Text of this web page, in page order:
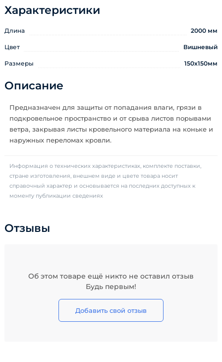
Характеристики
Длина 2000 мм
Цвет Вишневый
Размеры 150х150мм
Описание
Предназначен для защиты от попадания влаги, грязи в
подкровельное пространство и от срыва листов порывами
ветра, закрывая листы кровельного материала на коньке и
наружных переломах кровли.
Информация о технических характеристиках, комплекте поставки,
стране изготовления, внешнем виде и цвете товара носит
справочный характер и основывается на последних доступных к
моменту публикации сведениях
Отзывы
Об этом товаре ещё никто не оставил отзыв
Будь первым!
Добавить свой отзыв